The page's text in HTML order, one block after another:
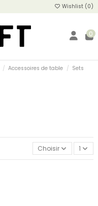
Wishlist (0)
0
Accessoires de table
Sets
Choisir 1